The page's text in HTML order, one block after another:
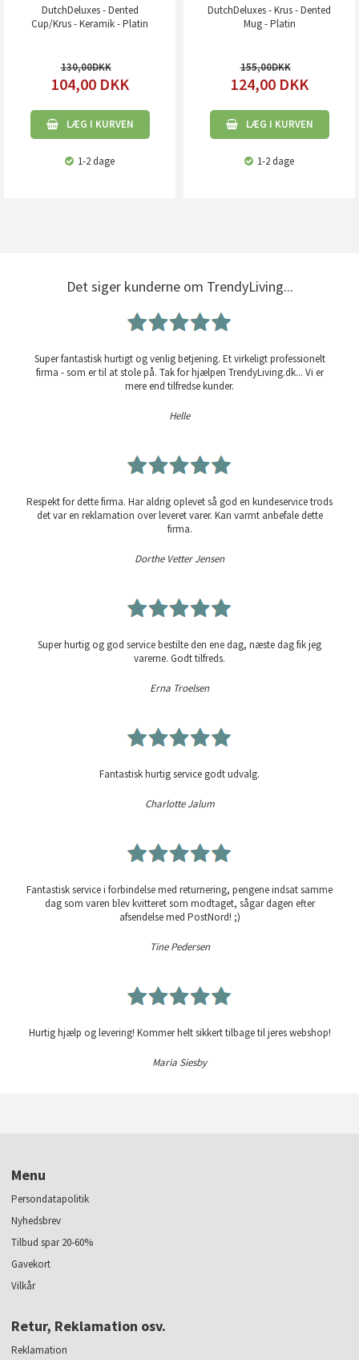
DutchDeluxes - Dented
Cup/Krus - Keramik - Platin
130,00
104,00 DKK
LÆG I KURVEN
1-2 dage
DutchDeluxes - Krus - Dented
Mug - Platin
155,00
124,00 DKK
LÆG I KURVEN
1-2 dage
Det siger kunderne om TrendyLiving...
Super fantastisk hurtigt og venlig betjening. Et virkeligt professionelt
firma - som er til at stole på. Tak for hjælpen TrendyLiving.dk... Vi er
mere end tilfredse kunder.
Helle
Respekt for dette firma. Har aldrig oplevet så god en kundeservice trods
det var en reklamation over leveret varer. Kan varmt anbefale dette
firma.
Dorthe Vetter Jensen
Super hurtig og god service bestilte den ene dag, næste dag fik jeg
varerne. Godt tilfreds.
Erna Troelsen
Fantastisk hurtig service godt udvalg.
Charlotte Jalum
Fantastisk service i forbindelse med returnering, pengene indsat samme
dag som varen blev kvitteret som modtaget, sågar dagen efter
afsendelse med PostNord! ;)
Tine Pedersen
Hurtig hjælp og levering! Kommer helt sikkert tilbage til jeres webshop!
Maria Siesby
Menu
Persondatapolitik
Nyhedsbrev
Tilbud spar 20-60%
Gavekort
Vilkår
Retur, Reklamation osv.
Reklamation